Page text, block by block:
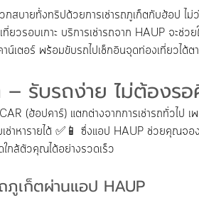
สบายทั้งทริปด้วยการเช่ารถภูเก็ตกับฮ้อป ไม่
ที่ยวรอบเกาะ บริการเช่ารถจาก HAUP จะช่
าน์เตอร์ พร้อมขับรถไปเช็กอินจุดท่องเที่ยวได้ต
– รับรถง่าย ไม่ต้องร
(ฮ้อปคาร์) แตกต่างจากการเช่ารถทั่วไป
ช่าหารายได้ ✅📱 ซึ่งแอป HAUP ช่วยคุณจ
กล้ตัวคุณได้อย่างรวดเร็ว
ภูเก็ตผ่านแอป HAUP